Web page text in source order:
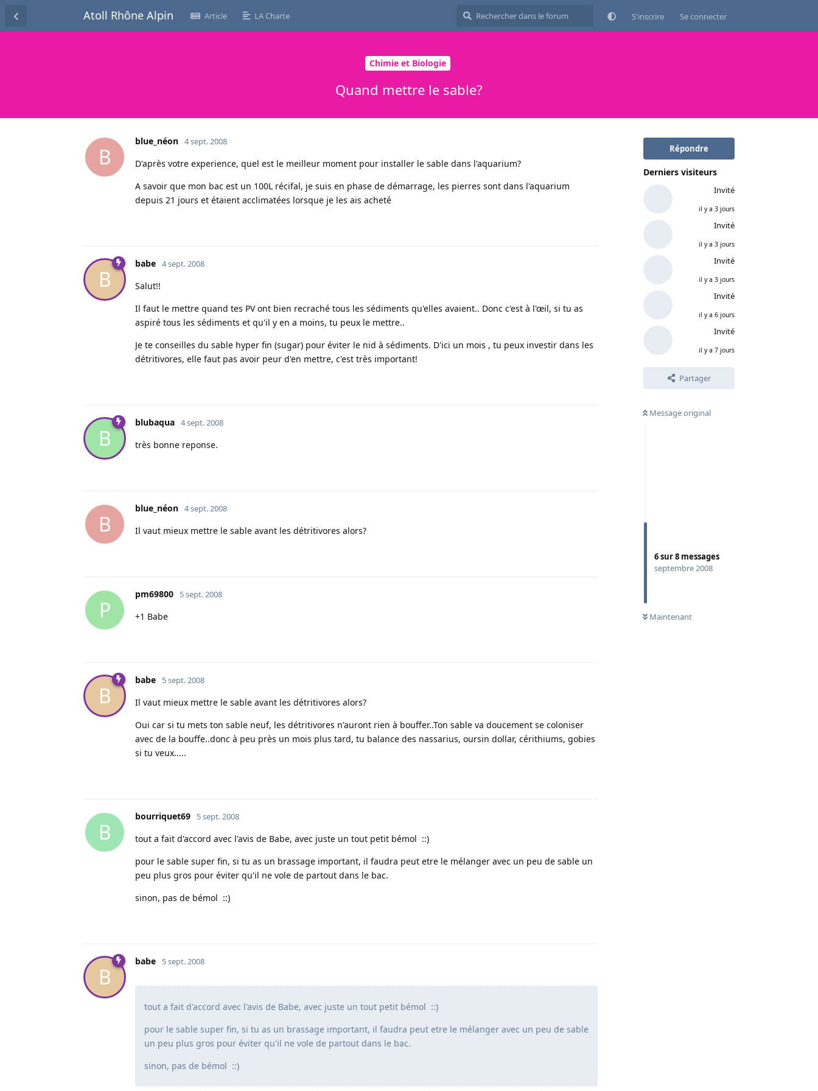
Atoll Rhône Alpin Article LA Charte S'inscrire Se connecter
Chimie et Biologie
Quand mettre le sable?
Répondre
Derniers visiteurs
Invité
il y a 3 jours
Invité
il y a 3 jours
Invité
il y a 3 jours
Invité
il y a 6 jours
Invité
il y a 7 jours
Partager
Message original
6sur8 messages
septembre 2008
Maintenant
B
blue_néon 4 sept. 2008
D'après votre experience, quel est le meilleur moment pour installer le sable dans l'aquarium?
A savoir que mon bac est un 100L récifal, je suis en phase de démarrage, les pierres sont dans l'aquarium
depuis 21 jours et étaient acclimatées lorsque je les ais acheté
B
babe 4 sept. 2008
Salut!!
Il faut le mettre quand tes PV ont bien recraché tous les sédiments qu'elles avaient.. Donc c'est à l'œil, si tu as
aspiré tous les sédiments et qu'il y en a moins, tu peux le mettre..
Je te conseilles du sable hyper fin (sugar) pour éviter le nid à sédiments. D'ici un mois , tu peux investir dans les
détritivores, elle faut pas avoir peur d'en mettre, c'est très important!
B
blubaqua 4 sept. 2008
très bonne reponse.
B
blue_néon 4 sept. 2008
Il vaut mieux mettre le sable avant les détritivores alors?
P
pm69800 5 sept. 2008
+1 Babe
B
babe 5 sept. 2008
Il vaut mieux mettre le sable avant les détritivores alors?
Oui car si tu mets ton sable neuf, les détritivores n'auront rien à bouffer..Ton sable va doucement se coloniser
avec de la bouffe..donc à peu près un mois plus tard, tu balance des nassarius, oursin dollar, cérithiums, gobies
si tu veux.....
B
bourriquet69 5 sept. 2008
tout a fait d'accord avec l'avis de Babe, avec juste un tout petit bémol ::)
pour le sable super fin, si tu as un brassage important, il faudra peut etre le mélanger avec un peu de sable un
peu plus gros pour éviter qu'il ne vole de partout dans le bac.
sinon, pas de bémol ::)
B
babe 5 sept. 2008
tout a fait d'accord avec l'avis de Babe, avec juste un tout petit bémol ::)
pour le sable super fin, si tu as un brassage important, il faudra peut etre le mélanger avec un peu de sable
un peu plus gros pour éviter qu'il ne vole de partout dans le bac.
sinon, pas de bémol ::)